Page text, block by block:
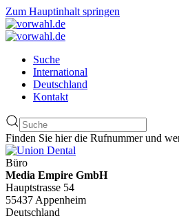
Zum Hauptinhalt springen
Suche
International
Deutschland
Kontakt
Finden Sie hier die Rufnummer und
Büro
Media Empire GmbH
Hauptstrasse 54
55437 Appenheim
Deutschland